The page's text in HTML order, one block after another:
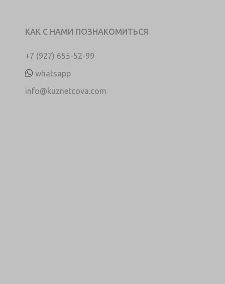
КАК С НАМИ ПОЗНАКОМИТЬСЯ
+7 (927) 655-52-99
whatsapp
info@kuznetcova.com